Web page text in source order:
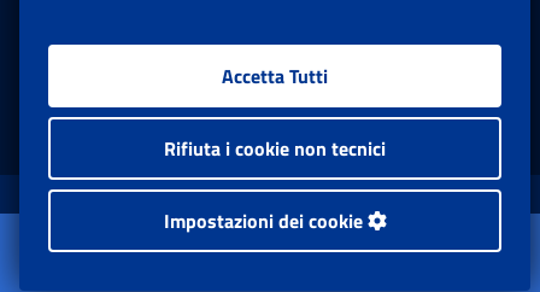
Apri il menu
Facebook: Apre una nuova finestra
Twitter: Apre una nuova finestra
Whatsapp: Apre una nuova
Youtube: Apre una
Instagram:
www.inps.gov.it © 1997-2026
Istituto Nazionale Previdenza Sociale.
Accetta Tutti
Rifiuta i cookie non tecnici
Impostazioni dei cookie